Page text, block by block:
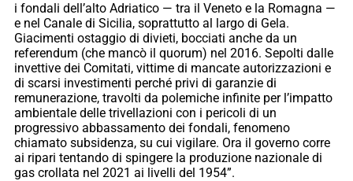
i fondali dell’alto Adriatico — tra il Veneto e la Romagna —
e nel Canale di Sicilia, soprattutto al largo di Gela.
Giacimenti ostaggio di divieti, bocciati anche da un
referendum (che mancò il quorum) nel 2016. Sepolti dalle
invettive dei Comitati, vittime di mancate autorizzazioni e
di scarsi investimenti perché privi di garanzie di
remunerazione, travolti da polemiche infinite per l’impatto
ambientale delle trivellazioni con i pericoli di un
progressivo abbassamento dei fondali, fenomeno
chiamato subsidenza, su cui vigilare. Ora il governo corre
ai ripari tentando di spingere la produzione nazionale di
gas crollata nel 2021 ai livelli del 1954”.